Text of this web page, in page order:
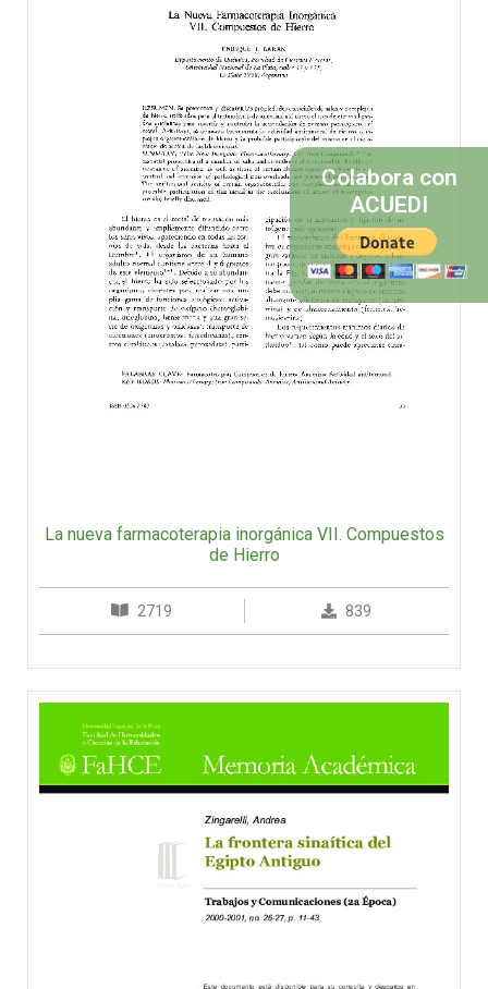
La nueva farmacoterapia inorgánica VII. Compuestos
de Hierro
2719 839
Colabora con
ACUEDI